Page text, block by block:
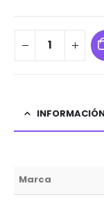
Marca